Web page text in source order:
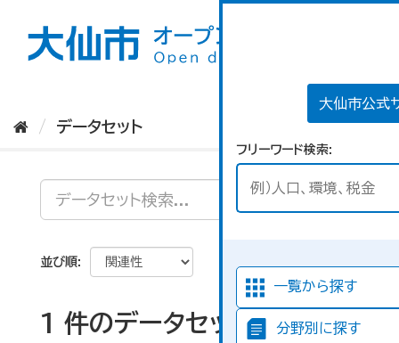
大仙市公式
フリーワード検索
一覧から探す
分野別に探す
データセット
並び順
1 件のデータセットが見つか